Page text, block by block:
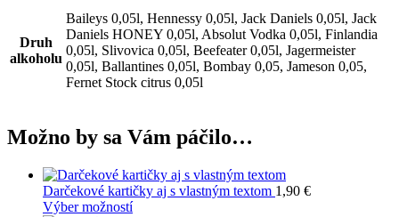
Druh
alkoholu
Baileys 0,05l, Hennessy 0,05l, Jack Daniels 0,05l, Jack
Daniels HONEY 0,05l, Absolut Vodka 0,05l, Finlandia
0,05l, Slivovica 0,05l, Beefeater 0,05l, Jagermeister
0,05l, Ballantines 0,05l, Bombay 0,05, Jameson 0,05,
Fernet Stock citrus 0,05l
Možno by sa Vám páčilo…
Darčekové kartičky aj s vlastným textom 1,90 €
Výber možnostíTento